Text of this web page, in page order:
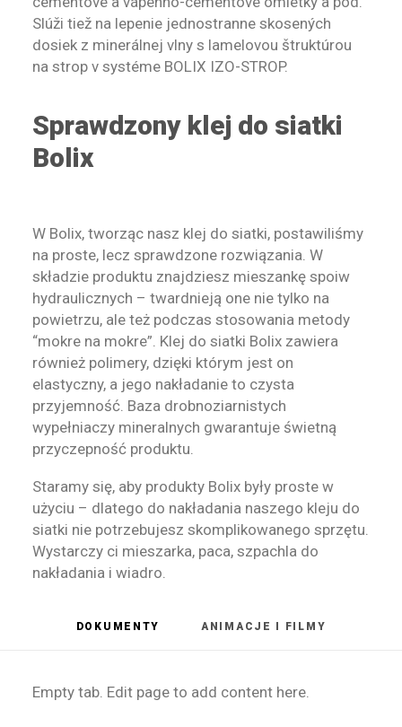
Slúži tiež na lepenie jednostranne skosených
dosiek z minerálnej vlny s lamelovou štruktúrou
na strop v systéme BOLIX IZO-STROP.
Sprawdzony klej do siatki
Bolix
W Bolix, tworząc nasz klej do siatki, postawiliśmy
na proste, lecz sprawdzone rozwiązania. W
składzie produktu znajdziesz mieszankę spoiw
hydraulicznych – twardnieją one nie tylko na
powietrzu, ale też podczas stosowania metody
“mokre na mokre”. Klej do siatki Bolix zawiera
również polimery, dzięki którym jest on
elastyczny, a jego nakładanie to czysta
przyjemność. Baza drobnoziarnistych
wypełniaczy mineralnych gwarantuje świetną
przyczepność produktu.
Staramy się, aby produkty Bolix były proste w
użyciu – dlatego do nakładania naszego kleju do
siatki nie potrzebujesz skomplikowanego sprzętu.
Wystarczy ci mieszarka, paca, szpachla do
nakładania i wiadro.
DOKUMENTY ANIMACJE I FILMY
Empty tab. Edit page to add content here.